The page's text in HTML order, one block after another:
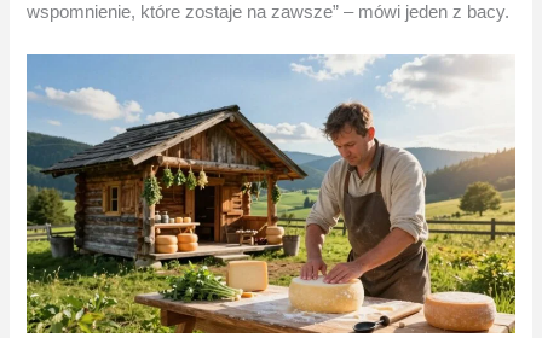
wspomnienie, które zostaje na zawsze” – mówi jeden z bacy.